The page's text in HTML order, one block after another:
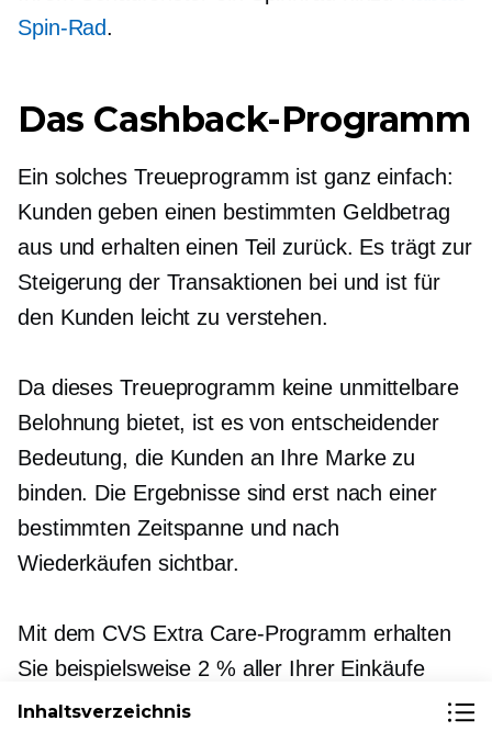
Spin-Rad.
Das Cashback-Programm
Ein solches Treueprogramm ist ganz einfach:
Kunden geben einen bestimmten Geldbetrag
aus und erhalten einen Teil zurück. Es trägt zur
Steigerung der Transaktionen bei und ist für
den Kunden leicht zu verstehen.
Da dieses Treueprogramm keine unmittelbare
Belohnung bietet, ist es von entscheidender
Bedeutung, die Kunden an Ihre Marke zu
binden. Die Ergebnisse sind erst nach einer
bestimmten Zeitspanne und nach
Wiederkäufen sichtbar.
Mit dem CVS Extra Care-Programm erhalten
Sie beispielsweise 2 % aller Ihrer Einkäufe
zurück.
Inhaltsverzeichnis